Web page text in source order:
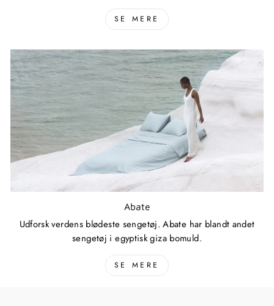
SE MERE
Abate
Udforsk verdens blødeste sengetøj. Abate har blandt andet
sengetøj i egyptisk giza bomuld.
SE MERE